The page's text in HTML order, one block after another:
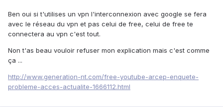
Ben oui si t'utilises un vpn l'interconnexion avec google se fera
avec le réseau du vpn et pas celui de free, celui de free te
connectera au vpn c'est tout.
Non t'as beau vouloir refuser mon explication mais c'est comme
ça ...
http://www.generation-nt.com/free-youtube-arcep-enquete-
probleme-acces-actualite-1666112.html